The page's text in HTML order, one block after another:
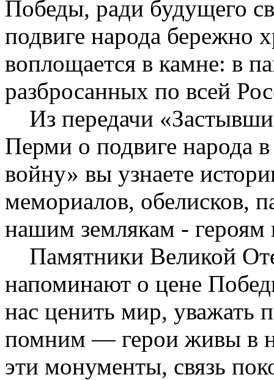
Победы, ради будущего
подвиге народа бережно
воплощается в камне: в
разбросанных по всей
Из передачи
Перми о подвиге народа
войну» вы узнаете
мемориалов, обелисков,
нашим землякам -
Памятники Великой
напоминают о цене
нас ценить мир, уважать
помним — герои живы в
эти монументы, связь